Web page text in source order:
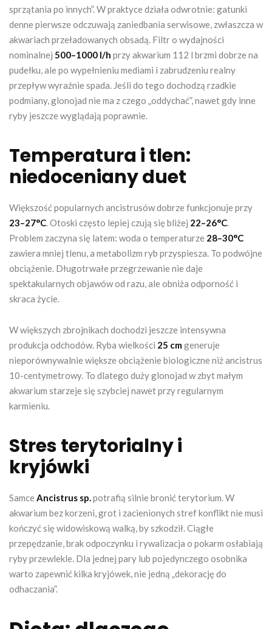
sprzątania po innych”. W praktyce działa odwrotnie: gatunki
denne pierwsze odczuwają zaniedbania serwisowe, zwłaszcza w
akwariach przeładowanych obsadą. Filtr o wydajności
nominalnej 500–1000 l/h przy akwarium 112 l brzmi dobrze na
pudełku, ale po wypełnieniu mediami i zabrudzeniu realny
przepływ wyraźnie spada. Jeśli do tego dochodzą rzadkie
podmiany, glonojad nie ma z czego „oddychać”, nawet gdy inne
ryby jeszcze wyglądają poprawnie.
Temperatura i tlen:
niedoceniany duet
Większość popularnych ancistrusów dobrze funkcjonuje przy
23–27°C. Otoski często lepiej czują się bliżej 22–26°C.
Problem zaczyna się latem: woda o temperaturze 28–30°C
zawiera mniej tlenu, a metabolizm ryb przyspiesza. To podwójne
obciążenie. Długotrwałe przegrzewanie nie daje
spektakularnych objawów od razu, ale obniża odporność i
skraca życie.
W większych zbrojnikach dochodzi jeszcze intensywna
produkcja odchodów. Ryba wielkości 25 cm generuje
nieporównywalnie większe obciążenie biologiczne niż ancistrus
10-centymetrowy. To dlatego duży glonojad w zbyt małym
akwarium starzeje się szybciej nawet przy regularnym
karmieniu.
Stres terytorialny i
kryjówki
SamceAncistrus sp.potrafią silnie bronić terytorium. W
akwarium bez korzeni, grot i zacienionych stref konflikt nie musi
kończyć się widowiskową walką, by szkodził. Ciągłe
przepędzanie, brak odpoczynku i rywalizacja o pokarm osłabiają
ryby przewlekle. Dla jednej pary lub pojedynczego osobnika
warto zapewnić kilka kryjówek, nie jedną „dekorację do
odhaczania”.